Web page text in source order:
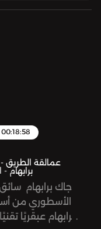
00:18:58
عمالقة الطريق
برابهام -
الأسطوري من
برابهام عبقريًا